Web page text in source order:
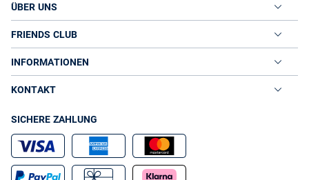
ÜBER UNS
FRIENDS CLUB
INFORMATIONEN
KONTAKT
SICHERE ZAHLUNG